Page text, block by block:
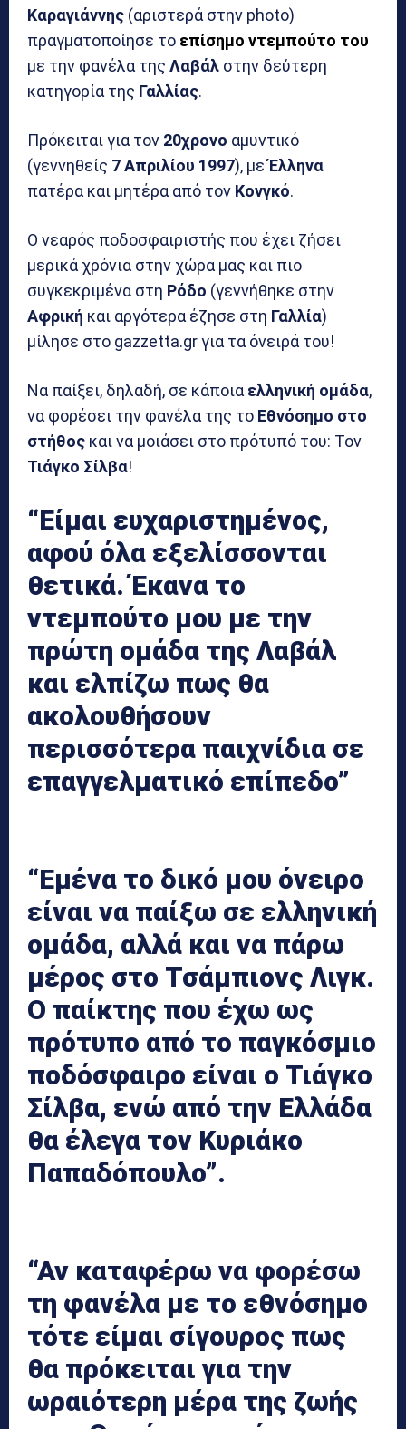
Καραγιάννης (αριστερά στην photo)
πραγματοποίησε το επίσημο ντεμπούτο του
με την φανέλα της Λαβάλ στην δεύτερη
κατηγορία της Γαλλίας.
Πρόκειται για τον 20χρονο αμυντικό
(γεννηθείς 7 Απριλίου 1997), μεΈλληνα
πατέρα και μητέρα από τον Κονγκό.
Ο νεαρός ποδοσφαιριστής που έχει ζήσει
μερικά χρόνια στην χώρα μας και πιο
συγκεκριμένα στη Ρόδο (γεννήθηκε στην
Αφρική και αργότερα έζησε στη Γαλλία)
μίλησε στο gazzetta.gr για τα όνειρά του!
Να παίξει, δηλαδή, σε κάποια ελληνική ομάδα,
να φορέσει την φανέλα της το Εθνόσημο στο
στήθος και να μοιάσει στο πρότυπό του: Τον
Τιάγκο Σίλβα!
“Είμαι ευχαριστημένος,
αφού όλα εξελίσσονται
θετικά. Έκανα το
ντεμπούτο μου με την
πρώτη ομάδα της Λαβάλ
και ελπίζω πως θα
ακολουθήσουν
περισσότερα παιχνίδια σε
επαγγελματικό επίπεδο”
“Εμένα το δικό μου όνειρο
είναι να παίξω σε ελληνική
ομάδα, αλλά και να πάρω
μέρος στο Τσάμπιονς Λιγκ.
Ο παίκτης που έχω ως
πρότυπο από το παγκόσμιο
ποδόσφαιρο είναι ο Τιάγκο
Σίλβα, ενώ από την Ελλάδα
θα έλεγα τον Κυριάκο
Παπαδόπουλο”.
“Αν καταφέρω να φορέσω
τη φανέλα με το εθνόσημο
τότε είμαι σίγουρος πως
θα πρόκειται για την
ωραιότερη μέρα της ζωής